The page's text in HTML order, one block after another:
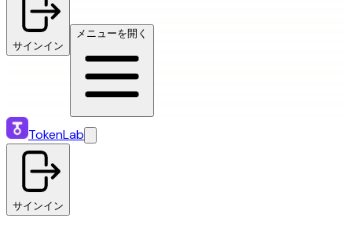
サインイン
メニューを開く
TokenLab
サインイン